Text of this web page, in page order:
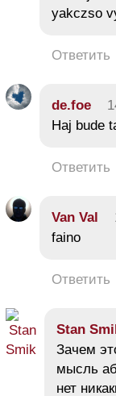
yakczso
Ответить
de.foe
Haj bude
Ответить
Van Val
faino
Ответить
Stan
Зачем
мысль
нет